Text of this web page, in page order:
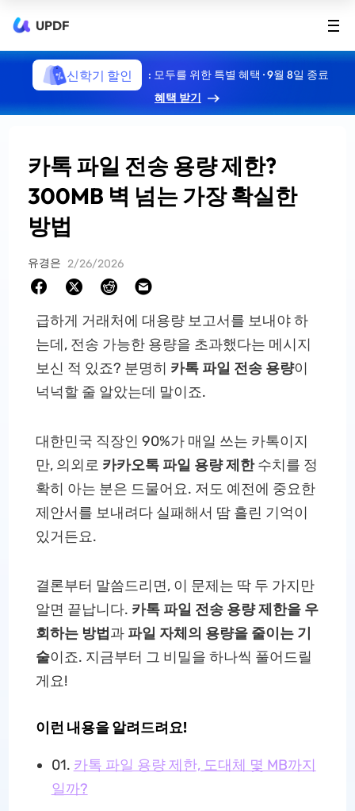
UPDF
신학기 할인
: 모두를 위한 특별 혜택 · 9월 8일 종료
혜택 받기
카톡 파일 전송 용량 제한?
300MB 벽 넘는 가장 확실한
방법
유경은 2/26/2026
급하게 거래처에 대용량 보고서를 보내야 하
는데, 전송 가능한 용량을 초과했다는 메시지
보신 적 있죠? 분명히 카톡 파일 전송 용량이
넉넉할 줄 알았는데 말이죠.
대한민국 직장인 90%가 매일 쓰는 카톡이지
만, 의외로 카카오톡 파일 용량 제한수치를 정
확히 아는 분은 드물어요. 저도 예전에 중요한
제안서를 보내려다 실패해서 땀 흘린 기억이
있거든요.
결론부터 말씀드리면, 이 문제는 딱 두 가지만
알면 끝납니다. 카톡 파일 전송 용량 제한을 우
회하는 방법 과 파일 자체의 용량을 줄이는 기
술이죠. 지금부터 그 비밀을 하나씩 풀어드릴
게요!
이런 내용을 알려드려요!
01. 카톡 파일 용량 제한, 도대체 몇 MB까지
일까?